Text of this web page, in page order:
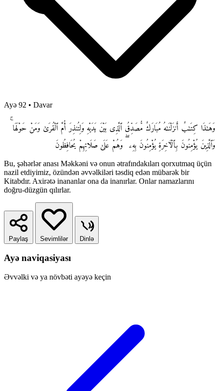
Ayə 92 • Davar
وَهَـٰذَا كِتَـٰبٌ أَنزَلْنَـٰهُ مُبَارَكٌ مُّصَدِّقُ ٱلَّذِى بَيْنَ يَدَيْهِ وَلِتُنذِرَ أُمَّ ٱلْقُرَىٰ وَمَنْ حَوْلَهَا ۚ
وَٱلَّذِينَ يُؤْمِنُونَ بِٱلْـَٔاخِرَةِ يُؤْمِنُونَ بِهِۦ ۖ وَهُمْ عَلَىٰ صَلَاتِهِمْ يُحَافِظُونَ
Bu, şəhərlər anası Məkkəni və onun ətrafındakıları qorxutmaq üçün
nazil etdiyimiz, özündən əvvəlkiləri təsdiq edən mübarək bir
Kitabdır. Axirətə inananlar ona da inanırlar. Onlar namazlarını
doğru-düzgün qılırlar.
Paylaş Sevimlilər Dinlə
Ayə naviqasiyası
Əvvəlki və ya növbəti ayəyə keçin